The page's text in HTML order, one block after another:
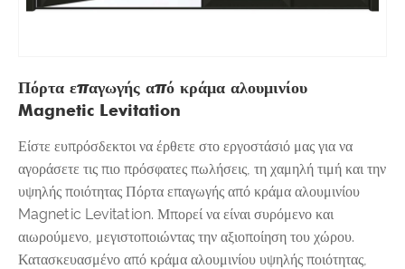
Πόρτα επαγωγής από κράμα αλουμινίου
Magnetic Levitation
Είστε ευπρόσδεκτοι να έρθετε στο εργοστάσιό μας για να
αγοράσετε τις πιο πρόσφατες πωλήσεις, τη χαμηλή τιμή και την
υψηλής ποιότητας Πόρτα επαγωγής από κράμα αλουμινίου
Magnetic Levitation. Μπορεί να είναι συρόμενο και
αιωρούμενο, μεγιστοποιώντας την αξιοποίηση του χώρου.
Κατασκευασμένο από κράμα αλουμινίου υψηλής ποιότητας,